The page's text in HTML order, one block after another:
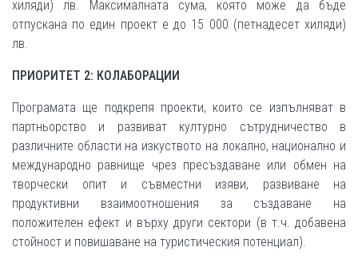
хиляди) лв. Максималната сума, която може да бъде
отпускана по един проект е до 15 000 (петнадесет хиляди)
лв.
ПРИОРИТЕТ 2: КОЛАБОРАЦИИ
Програмата ще подкрепя проекти, които се изпълняват в
партньорство и развиват културно сътрудничество в
различните области на изкуството на локално, национално и
международно равнище чрез пресъздаване или обмен на
творчески опит и съвместни изяви, развиване на
продуктивни взаимоотношения за създаване на
положителен ефект и върху други сектори (в т.ч. добавена
стойност и повишаване на туристическия потенциал).